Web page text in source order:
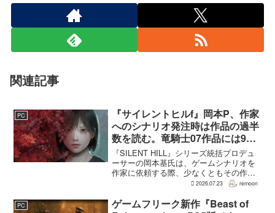
関連記事
PC
『サイレントヒルf』岡本P、作家
へのシナリオ発注時は作品の過半
数を読む。竜騎士07作品には9割
以上目を通す
『SILENT HILL』シリーズ統括プロデュ
ーサーの岡本基氏は、ゲームシナリオを
作家に依頼する際、少なくともその作家
の作品の過半数に目を通すという。作家
たうえで物語を任せるためだ。電ファミ
2026.07.23 remoon
PC
ゲームフリーク新作『Beast of